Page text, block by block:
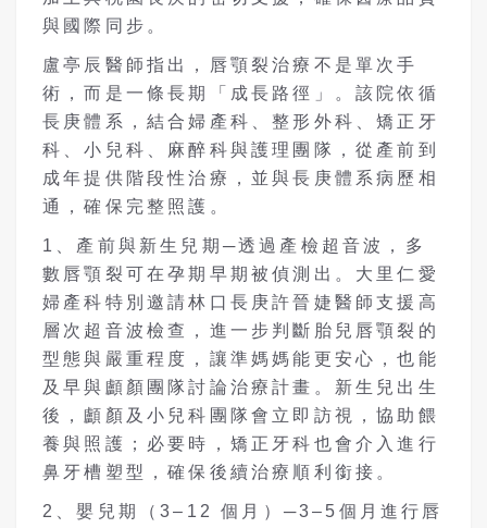
與國際同步。
盧亭辰醫師指出，唇顎裂治療不是單次手
術，而是一條長期「成長路徑」。該院依循
長庚體系，結合婦產科、整形外科、矯正牙
科、小兒科、麻醉科與護理團隊，從產前到
成年提供階段性治療，並與長庚體系病歷相
通，確保完整照護。
1、產前與新生兒期─透過產檢超音波，多
數唇顎裂可在孕期早期被偵測出。大里仁愛
婦產科特別邀請林口長庚許晉婕醫師支援高
層次超音波檢查，進一步判斷胎兒唇顎裂的
型態與嚴重程度，讓準媽媽能更安心，也能
及早與顱顏團隊討論治療計畫。新生兒出生
後，顱顏及小兒科團隊會立即訪視，協助餵
養與照護；必要時，矯正牙科也會介入進行
鼻牙槽塑型，確保後續治療順利銜接。
2、嬰兒期（3–12 個月）─3–5個月進行唇